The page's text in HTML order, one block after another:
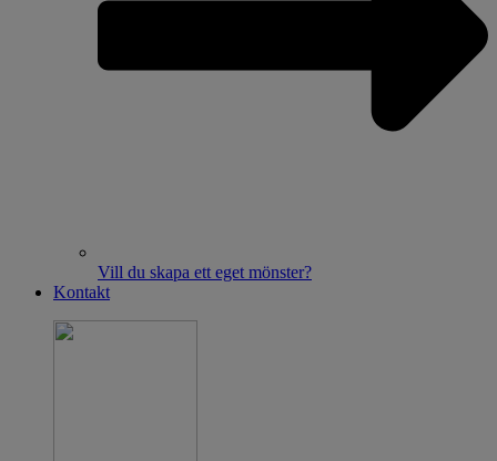
Vill du skapa ett eget mönster?
Kontakt